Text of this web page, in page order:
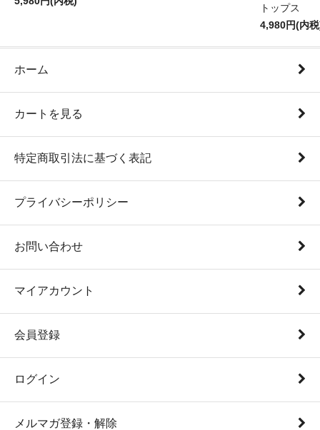
トップス
4,980円(内
ホーム
カートを見る
特定商取引法に基づく表記
プライバシーポリシー
お問い合わせ
マイアカウント
会員登録
ログイン
メルマガ登録・解除